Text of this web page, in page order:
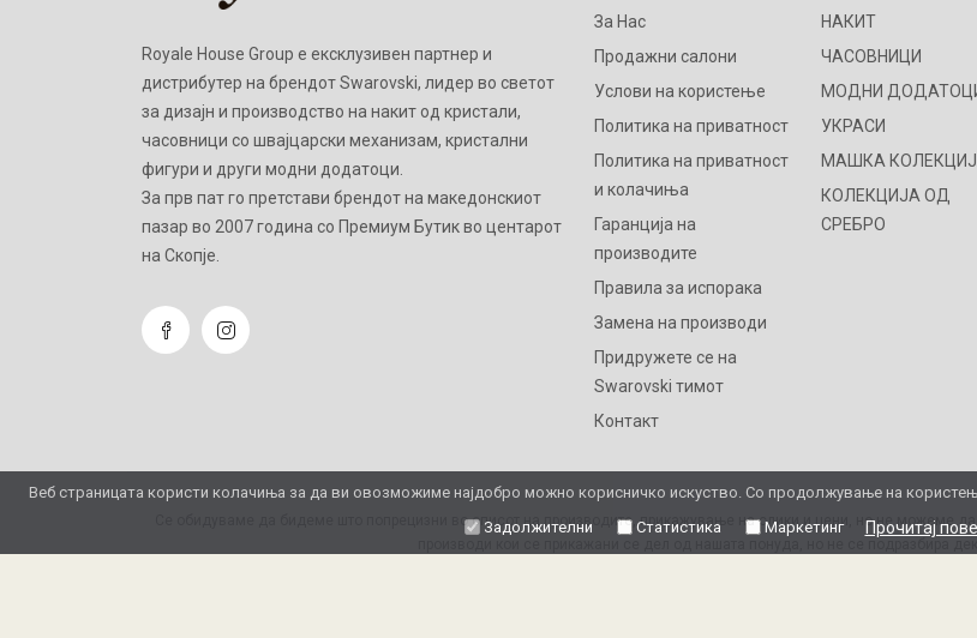
Веб страницата користи колачиња за да ви овозможиме најдобро можно корисничко искуство. Со продолжување на
Задолжителни
Статистика Маркетинг Прочитај
Royale House Group е ексклузивен партнер и
дистрибутер на брендот Swarovski, лидер во светот
за дизајн и производство на накит од кристали,
часовници со швајцарски механизам, кристални
фигури и други модни додатоци.
Зa прв пат го претстави брендот на македонскиот
пазар во 2007 година со Премиум Бутик во центарот
на Скопје.
За Нас
Продажни салони
Услови на користење
Политика на приватност
Политика на приватност
и колачиња
Гаранција на
производите
Правила за испорака
Замена на производи
Придружете се на
Swarovski тимот
Контакт
НАКИТ
ЧАСОВНИЦИ
МОДНИ
УКРАСИ
МАШКА
КОЛЕКЦИЈА ОД
СРЕБРО
Се обидуваме да бидеме што попрецизни во описот на производите, прикажување на слики и цени, но не можеме
производи кои се прикажани се дел од нашата понуда, но не се подразбира